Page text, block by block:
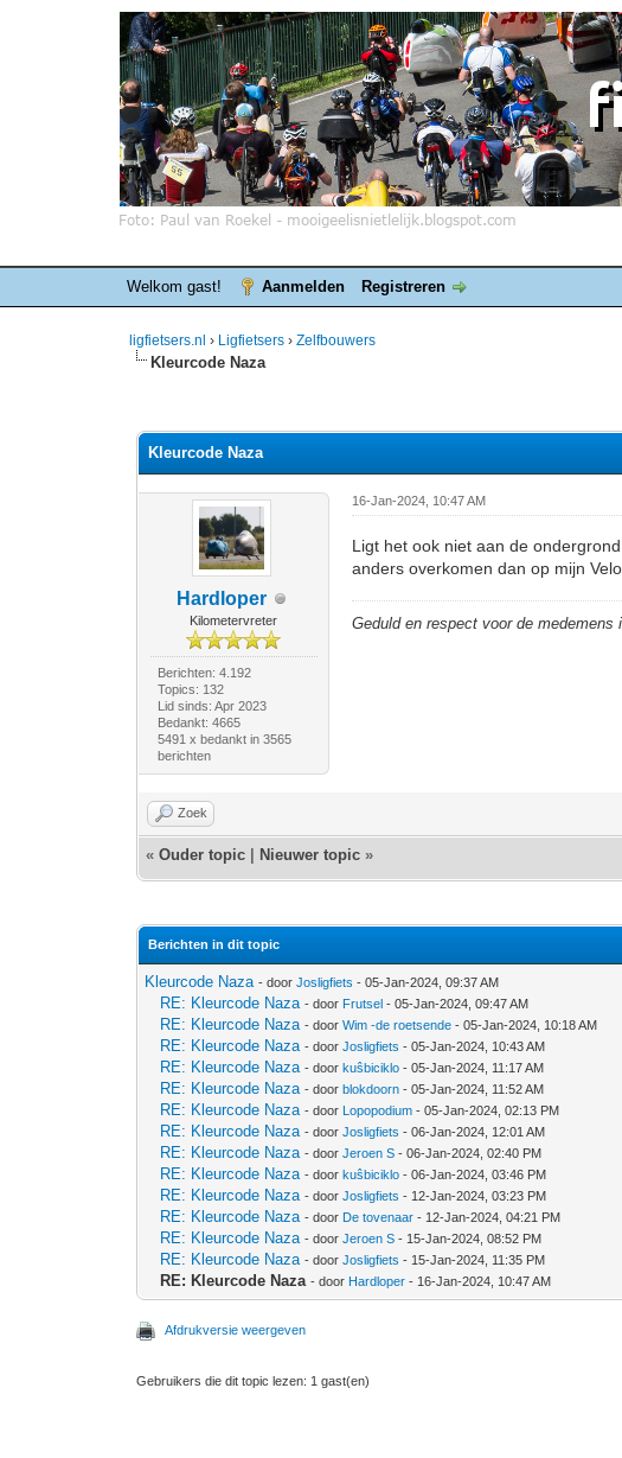
Welkom gast! Aanmelden Registreren
ligfietsers.nl › Ligfietsers ›Zelfbouwers
Kleurcode Naza
Kleurcode Naza
Hardloper
Kilometervreter
Berichten: 4.192
Topics: 132
Lid sinds: Apr 2023
Bedankt: 4665
5491 x bedankt in 3565
berichten
16-Jan-2024, 10:47 AM
Ligt het ook niet aan de
anders overkomen dan op mijn Velo.
Geduld en respect voor de medemens
Zoek
«Ouder topic Nieuwer topic »
Berichten in dit topic
Kleurcode Naza - doorJosligfiets - 05-Jan-2024, 09:37 AM
RE: Kleurcode Naza - door Frutsel - 05-Jan-2024, 09:47 AM
RE: Kleurcode Naza - doorWim -de roetsende - 05-Jan-2024, 10:18 AM
RE: Kleurcode Naza - doorJosligfiets - 05-Jan-2024, 10:43 AM
RE: Kleurcode Naza - doorkuŝbiciklo - 05-Jan-2024, 11:17 AM
RE: Kleurcode Naza - doorblokdoorn - 05-Jan-2024, 11:52 AM
RE: Kleurcode Naza - door Lopopodium - 05-Jan-2024, 02:13 PM
RE: Kleurcode Naza - doorJosligfiets - 06-Jan-2024, 12:01 AM
RE: Kleurcode Naza - doorJeroen S - 06-Jan-2024, 02:40 PM
RE: Kleurcode Naza - doorkuŝbiciklo - 06-Jan-2024, 03:46 PM
RE: Kleurcode Naza - doorJosligfiets - 12-Jan-2024, 03:23 PM
RE: Kleurcode Naza - door De tovenaar - 12-Jan-2024, 04:21 PM
RE: Kleurcode Naza - doorJeroen S - 15-Jan-2024, 08:52 PM
RE: Kleurcode Naza - doorJosligfiets - 15-Jan-2024, 11:35 PM
RE: Kleurcode Naza - door Hardloper - 16-Jan-2024, 10:47 AM
Afdrukversie weergeven
Gebruikers die dit topic lezen: 1 gast(en)